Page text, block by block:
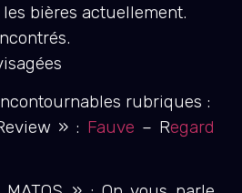
bières actuellement.
rubriques :
» : Fauve – Regard